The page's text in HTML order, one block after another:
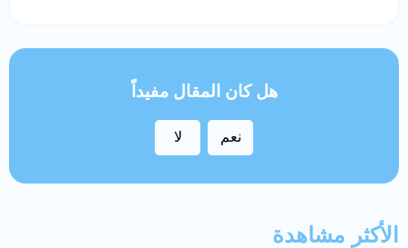
هل كان المقال مفيداً
نعم لا
الأكثر مشاهدة